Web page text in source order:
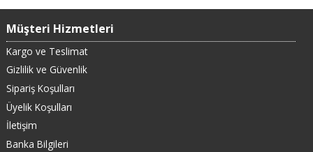
Müşteri Hizmetleri
Kargo ve Teslimat
Gizlilik ve Güvenlik
Sipariş Koşulları
Üyelik Koşulları
İletişim
Banka Bilgileri